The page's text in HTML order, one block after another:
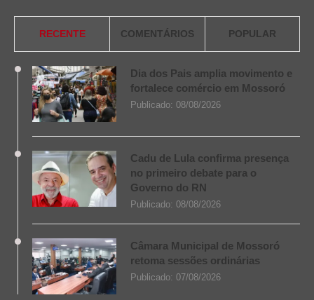
RECENTE COMENTÁRIOS POPULAR
Dia dos Pais amplia movimento e
fortalece comércio em Mossoró
Publicado: 08/08/2026
Cadu de Lula confirma presença
no primeiro debate para o
Governo do RN
Publicado: 08/08/2026
Câmara Municipal de Mossoró
retoma sessões ordinárias
Publicado: 07/08/2026